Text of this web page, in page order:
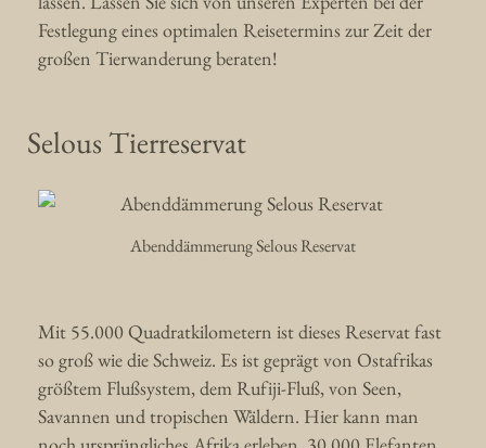
Festlegung eines optimalen Reisetermins zur Zeit der
großen Tierwanderung beraten!
Selous Tierreservat
Abenddämmerung Selous Reservat
Mit 55.000 Quadratkilometern ist dieses Reservat fast
so groß wie die Schweiz. Es ist geprägt von Ostafrikas
größtem Flußsystem, dem Rufiji-Fluß, von Seen,
Savannen und tropischen Wäldern. Hier kann man